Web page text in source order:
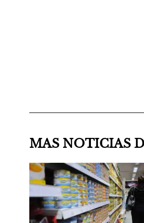
MAS NOTICIAS